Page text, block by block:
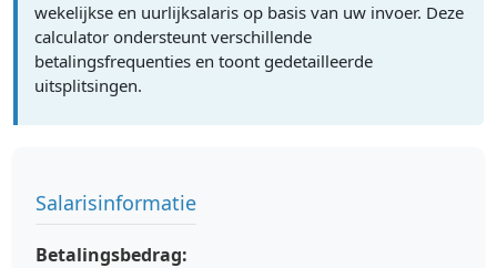
wekelijkse en uurlijksalaris op basis van uw invoer. Deze
calculator ondersteunt verschillende
betalingsfrequenties en toont gedetailleerde
uitsplitsingen.
Salarisinformatie
Betalingsbedrag: